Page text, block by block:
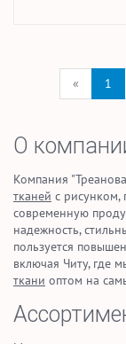
« 1
О
Компания
тканей с рисунком,
современную
надежность,
пользуется
включая Читу, где
ткани оптом на